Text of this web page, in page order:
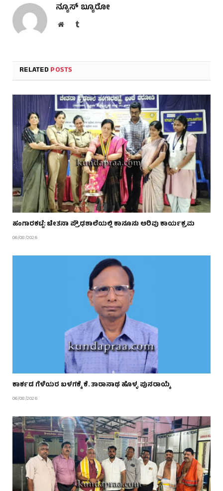
ನ್ಯೂಸ್ ಬ್ಯೂರೋ
WebsiteTumblr
RELATEDPOSTS
ಹಂಗಾರಕಟ್ಟೆ: ಚೇತನಾ ಪ್ರೌಢಶಾಲೆಯಲ್ಲಿ ಕಾನೂನು ಅರಿವು ಕಾರ್ಯಕ್ರಮ
06/08/2026
ಕಾರ್ಕಡ ಗೆಳೆಯರ ಬಳಗಕ್ಕೆ ಕೆ. ತಾರಾನಾಥ ಹೊಳ್ಳ ಪುನರಾಯ್ಕೆ
06/08/2026